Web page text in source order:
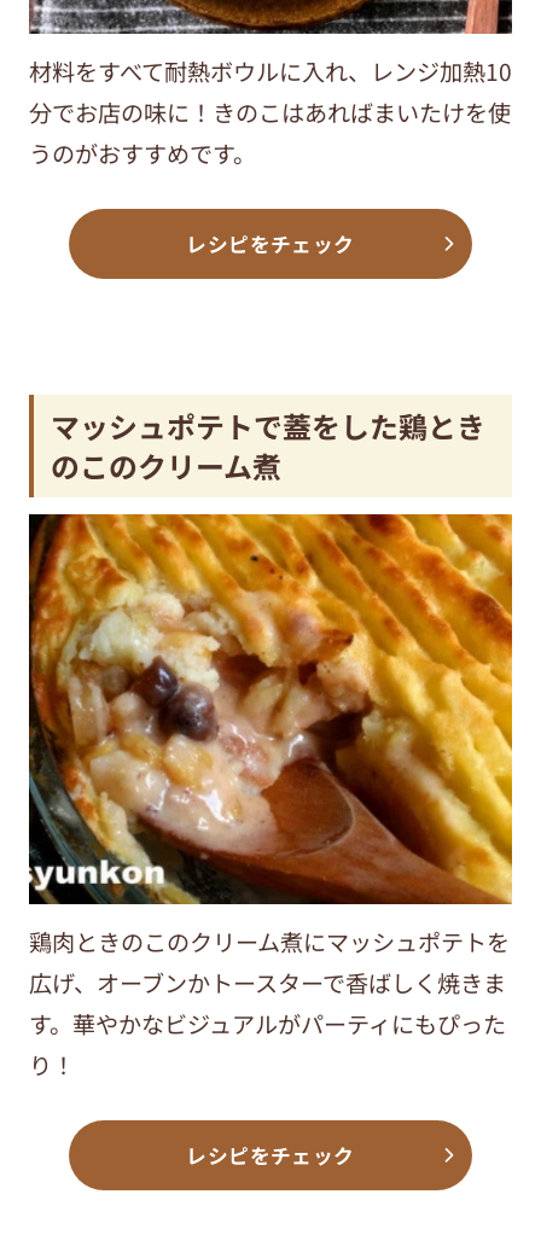
材料をすべて耐熱ボウルに入れ、レンジ加熱10
分でお店の味に！きのこはあればまいたけを使
うのがおすすめです。
レシピをチェック
マッシュポテトで蓋をした鶏とき
のこのクリーム煮
鶏肉ときのこのクリーム煮にマッシュポテトを
広げ、オーブンかトースターで香ばしく焼きま
す。華やかなビジュアルがパーティにもぴった
り！
レシピをチェック